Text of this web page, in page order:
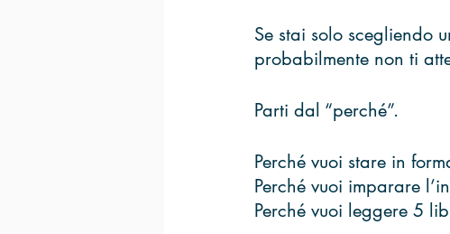
Se stai solo scegliendo
probabilmente non ti
Parti dal “perché”.
Perché vuoi stare in
Perché vuoi imparare
Perché vuoi leggere 5